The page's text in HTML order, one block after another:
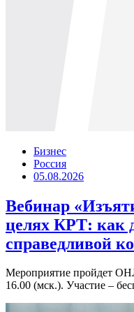
Бизнес
Россия
05.08.2026
Вебинар
целях КРТ: как
справедливой
Мероприятие пройдет
16.00 (мск.). Участие –